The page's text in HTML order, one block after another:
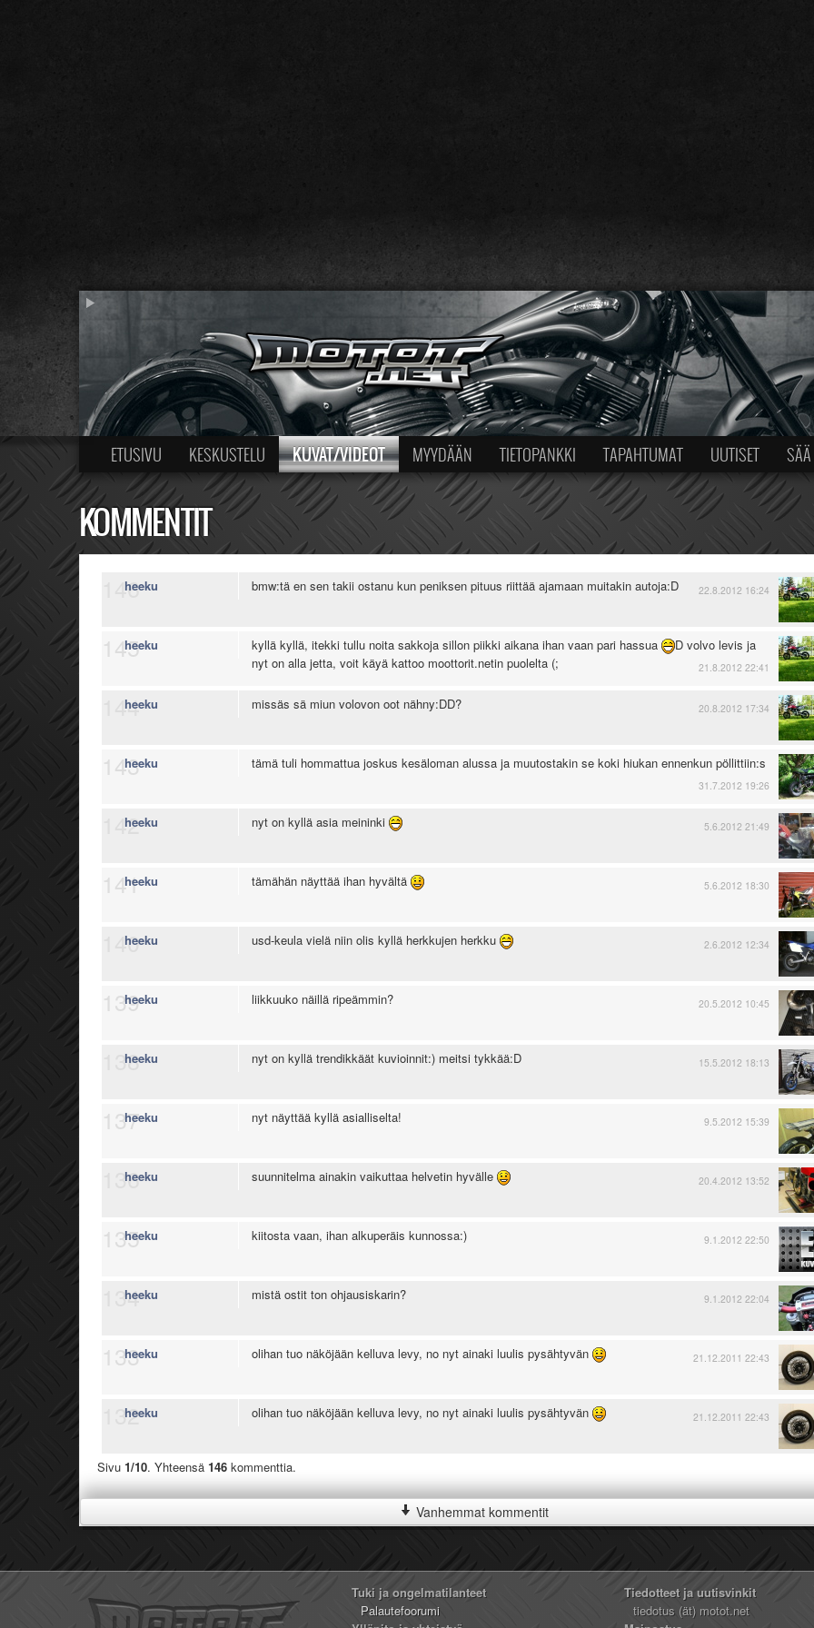
ETUSIVU KESKUSTELU KUVAT/VIDEOT MYYDÄÄN TIETOPANKKI TAPAHTUMAT UUTISET SÄÄ
KOMMENTIT
146
heeku bmw:tä en sen takii ostanu kun peniksen pituus riittää ajamaan muitakin autoja:D 22.8.2012 16:24
145heeku kyllä kyllä, itekki tullu noita sakkoja sillon piikki aikana ihan vaan pari hassua
D volvo levis ja
nyt on alla jetta, voit käyä kattoo moottorit.netin puolelta (;
21.8.2012 22:41
144
heeku missäs sä miun volovon oot nähny:DD? 20.8.2012 17:34
143heeku tämä tuli hommattua joskus kesäloman alussa ja muutostakin se koki hiukan ennenkun pöllittiin:s
31.7.2012 19:26
142
heeku nyt on kyllä asia meininki 5.6.2012 21:49
141heeku tämähän näyttää ihan hyvältä 5.6.2012 18:30
140
heeku usd-keula vielä niin olis kyllä herkkujen herkku 2.6.2012 12:34
139heeku liikkuuko näillä ripeämmin? 20.5.2012 10:45
138
heeku nyt on kyllä trendikkäät kuvioinnit:) meitsi tykkää:D 15.5.2012 18:13
137heeku nyt näyttää kyllä asialliselta! 9.5.2012 15:39
136
heeku suunnitelma ainakin vaikuttaa helvetin hyvälle 20.4.2012 13:52
135heeku kiitosta vaan, ihan alkuperäis kunnossa:) 9.1.2012 22:50
134
heeku mistä ostit ton ohjausiskarin? 9.1.2012 22:04
133heeku olihan tuo näköjään kelluva levy, no nyt ainaki luulis pysähtyvän 21.12.2011 22:43
132
heeku olihan tuo näköjään kelluva levy, no nyt ainaki luulis pysähtyvän 21.12.2011 22:43
Sivu 1/10. Yhteensä 146 kommenttia.
Vanhemmat kommentit
Tuki ja ongelmatilanteet
Palautefoorumi
Tiedotteet ja uutisvinkit
tiedotus (ät) motot.net